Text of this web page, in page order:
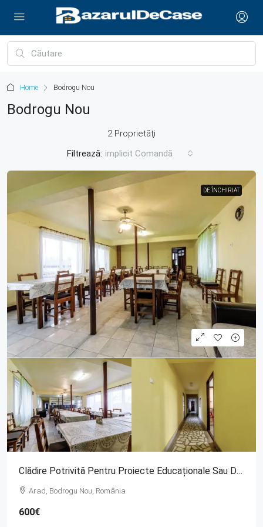
Home Bodrogu Nou
Bodrogu Nou
2 Proprietăţi
Filtrează: implicit Comandă
DE ÎNCHIRIAT
DE ÎNCHIRIAT
Clădire Potrivită Pentru Proiecte Educaționale Sau De Îngrijire
Arad, Bodrogu Nou, România
600€